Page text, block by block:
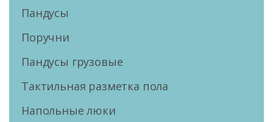
Пандусы
Поручни
Пандусы грузовые
Тактильная разметка пола
Напольные люки